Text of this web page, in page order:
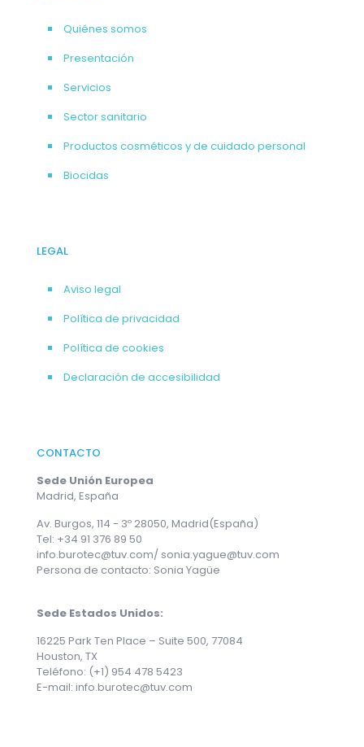
Quiénes somos
Presentación
Servicios
Sector sanitario
Productos cosméticos y de cuidado personal
Biocidas
LEGAL
Aviso legal
Política de privacidad
Política de cookies
Declaración de accesibilidad
CONTACTO
Sede Unión Europea
Madrid, España
Av. Burgos, 114 - 3º 28050, Madrid(España)
Tel: +34 91 376 89 50
info.burotec@tuv.com/ sonia.yague@tuv.com
Persona de contacto: Sonia Yagüe
Sede Estados Unidos:
16225 Park Ten Place – Suite 500, 77084
Houston, TX
Teléfono: (+1) 954 478 5423
E-mail: info.burotec@tuv.com